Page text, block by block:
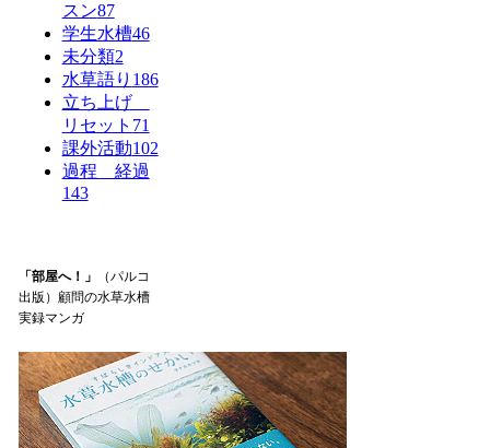
スン87
学生水槽46
未分類2
水草語り 186
立ち上げ
リセット 71
課外活動102
過程 経過
143
「部屋へ！」
（パルコ
出版）顧問の水草水槽
実録マンガ